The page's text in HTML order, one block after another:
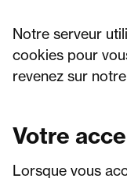
Notre serveur
cookies pour
revenez sur
Votre
Lorsque vous